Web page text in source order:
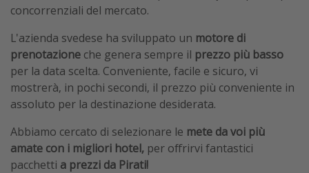
concorrenziali del mercato.
L'azienda svedese ha sviluppato un motore di
prenotazione che genera sempre il prezzo più basso
per la data scelta. Conveniente, facile e sicuro, vi
mostrerà, in pochi secondi, il prezzo più conveniente in
assoluto per la destinazione desiderata.
Abbiamo cercato di selezionare le mete da voi più
amate con i migliori hotel, per offrirvi fantastici
pacchetti a prezzi da Pirati!